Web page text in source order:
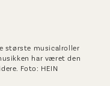
største musicalroller
har været den
Foto: HEIN